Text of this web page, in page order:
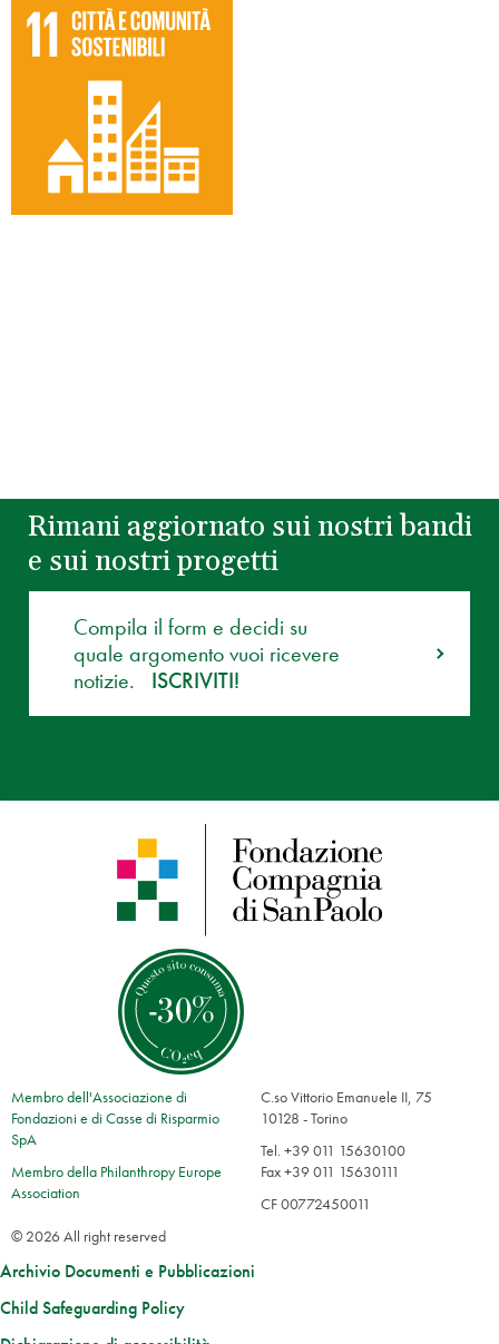
Rimani aggiornato sui nostri bandi
e sui nostri progetti
Compila il form e decidi su
quale argomento vuoi ricevere
notizie.
ISCRIVITI!
Membro dell'Associazione di
Fondazioni e di Casse di Risparmio
SpA
Membro della Philanthropy Europe
Association
C.so Vittorio Emanuele II, 75
10128 - Torino
Tel. +39 011 15630100
Fax +39 011 15630111
CF 00772450011
© 2026 All right reserved
Archivio Documenti e Pubblicazioni
Child Safeguarding Policy